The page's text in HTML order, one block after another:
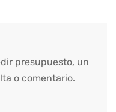
presupuesto, un
o comentario.